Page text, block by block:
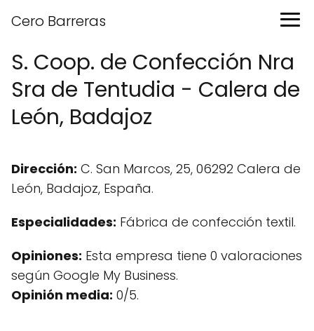
Cero Barreras
S. Coop. de Confección Nra
Sra de Tentudia - Calera de
León, Badajoz
Dirección: C. San Marcos, 25, 06292 Calera de
León, Badajoz, España.
Especialidades: Fábrica de confección textil.
Opiniones: Esta empresa tiene 0 valoraciones
según Google My Business.
Opinión media: 0/5.